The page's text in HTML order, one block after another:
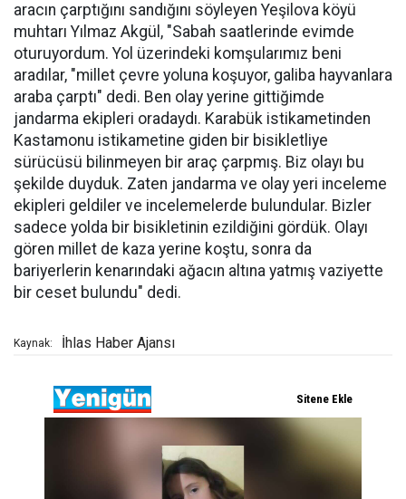
aracın çarptığını sandığını söyleyen Yeşilova köyü
muhtarı Yılmaz Akgül, "Sabah saatlerinde evimde
oturuyordum. Yol üzerindeki komşularımız beni
aradılar, "millet çevre yoluna koşuyor, galiba hayvanlara
araba çarptı" dedi. Ben olay yerine gittiğimde
jandarma ekipleri oradaydı. Karabük istikametinden
Kastamonu istikametine giden bir bisikletliye
sürücüsü bilinmeyen bir araç çarpmış. Biz olayı bu
şekilde duyduk. Zaten jandarma ve olay yeri inceleme
ekipleri geldiler ve incelemelerde bulundular. Bizler
sadece yolda bir bisikletinin ezildiğini gördük. Olayı
gören millet de kaza yerine koştu, sonra da
bariyerlerin kenarındaki ağacın altına yatmış vaziyette
bir ceset bulundu" dedi.
Kaynak: İhlas Haber Ajansı